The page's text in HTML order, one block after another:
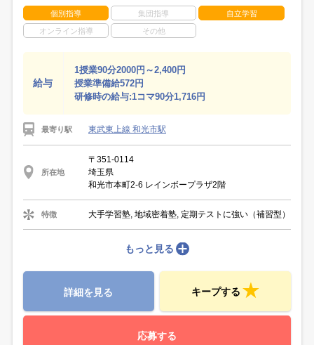
個別指導 集団指導 自立学習
オンライン指導 その他
給与
1授業90分2000円～2,400円
授業準備給572円
研修時の給与:1コマ90分1,716円
最寄り駅 東武東上線 和光市駅
所在地
〒351-0114
埼玉県
和光市本町2-6 レインボープラザ2階
特徴 大手学習塾, 地域密着塾, 定期テストに強い（補習型）
もっと見る
詳細を見る キープする
応募する